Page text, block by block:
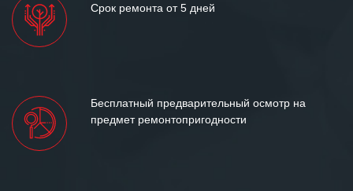
Срок ремонта от 5 дней
Бесплатный предварительный осмотр на
предмет ремонтопригодности